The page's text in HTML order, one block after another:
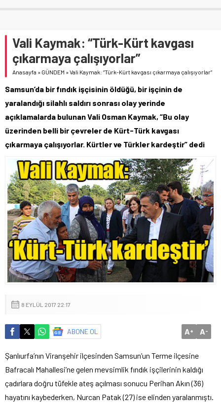
Vali Kaymak: “Türk-Kürt kavgası
çıkarmaya çalışıyorlar”
Anasayfa » GÜNDEM »Vali Kaymak: “Türk-Kürt kavgası çıkarmaya çalışıyorlar”
Samsun’da bir fındık işçisinin öldüğü, bir işçinin de
yaralandığı silahlı saldırı sonrası olay yerinde
açıklamalarda bulunan Vali Osman Kaymak, “Bu olay
üzerinden belli bir çevreler de Kürt-Türk kavgası
çıkarmaya çalışıyorlar. Kürtler ve Türkler kardeştir” dedi
8 EYLÜL 2017 22:17
ABONE OL A+ A-
Şanlıurfa’nın Viranşehir ilçesinden Samsun’un Terme ilçesine
Bafracalı Mahallesi’ne gelen mevsimlik fındık işçilerinin kaldığı
çadırlara doğru tüfekle ateş açılması sonucu Perihan Akın (36)
hayatını kaybederken, Nurcan Patak (27) ise elinden yaralanmıştı.